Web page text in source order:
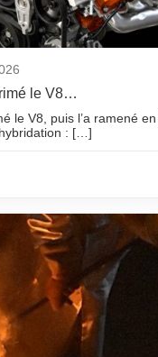
le V8…
le V8, puis l’a ramené
: […]